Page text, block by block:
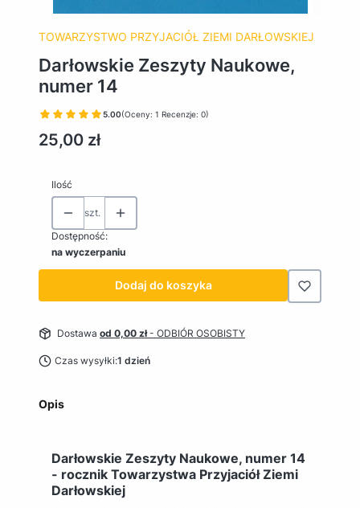
TOWARZYSTWO PRZYJACIÓŁ ZIEMI DARŁOWSKIEJ
Darłowskie Zeszyty Naukowe,
numer 14
5.00(Oceny: 1 Recenzje: 0)
Cena
25,00 zł
Ilość
szt.
Dostępność:
na wyczerpaniu
Dodaj do koszyka
Dostawa od 0,00 zł- ODBIÓR OSOBISTY
Czas wysyłki:1 dzień
Opis
Darłowskie Zeszyty Naukowe, numer 14
- rocznik Towarzystwa Przyjaciół Ziemi
Darłowskiej